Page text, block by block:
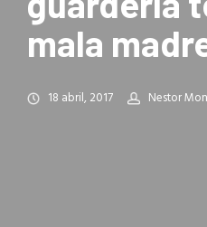
mala
18 abril, 2017 Nestor